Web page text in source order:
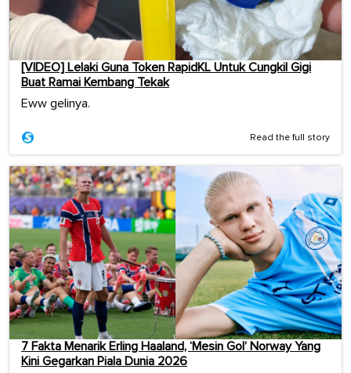
[VIDEO] Lelaki Guna Token RapidKL Untuk Cungkil Gigi
Buat Ramai Kembang Tekak
Eww gelinya.
Read the full story
7 Fakta Menarik Erling Haaland, ‘Mesin Gol’ Norway Yang
Kini Gegarkan Piala Dunia 2026